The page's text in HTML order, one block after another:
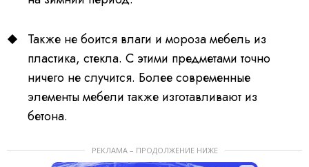
Также не боится влаги и мороза мебель из
пластика, стекла. С этими предметами точно
ничего не случится. Более современные
элементы мебели также изготавливают из
бетона.
РЕКЛАМА – ПРОДОЛЖЕНИЕ НИЖЕ